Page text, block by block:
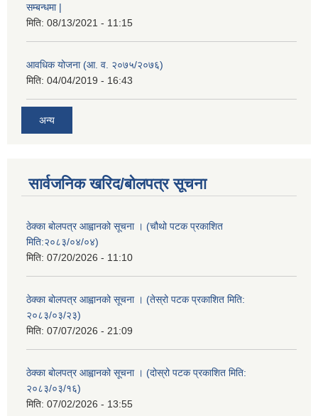
सम्बन्धमा |
मिति: 08/13/2021 - 11:15
आवधिक योजना (आ. व. २०७५/२०७६)
मिति: 04/04/2019 - 16:43
अन्य
सार्वजनिक खरिद/बोलपत्र सूचना
ठेक्का बोलपत्र आह्वानको सूचना । (चौथो पटक प्रकाशित
मिति:२०८३/०४/०४)
मिति: 07/20/2026 - 11:10
ठेक्का बोलपत्र आह्वानको सूचना । (तेस्रो पटक प्रकाशित मिति:
२०८३/०३/२३)
मिति: 07/07/2026 - 21:09
ठेक्का बोलपत्र आह्वानको सूचना । (दोस्रो पटक प्रकाशित मिति:
२०८३/०३/१६)
मिति: 07/02/2026 - 13:55